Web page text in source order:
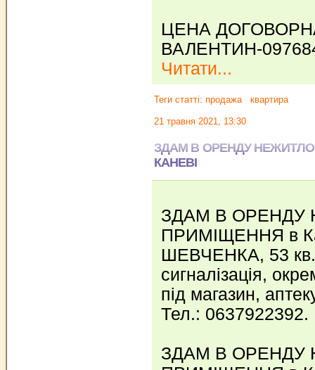
ЦЕНА
ВАЛЕНТИН-
Читати...
Теги статті: продажа квартира
21 травня 2021, 13:30
ЗДАМ В ОРЕНДУ
КАНЕВІ
ЗДАМ В ОРЕНДУ
ПРИМІЩЕННЯ в
ШЕВЧЕНКА, 53
сигналізація,
під магазин,
Тел.: 0637922392.
ЗДАМ В ОРЕНДУ